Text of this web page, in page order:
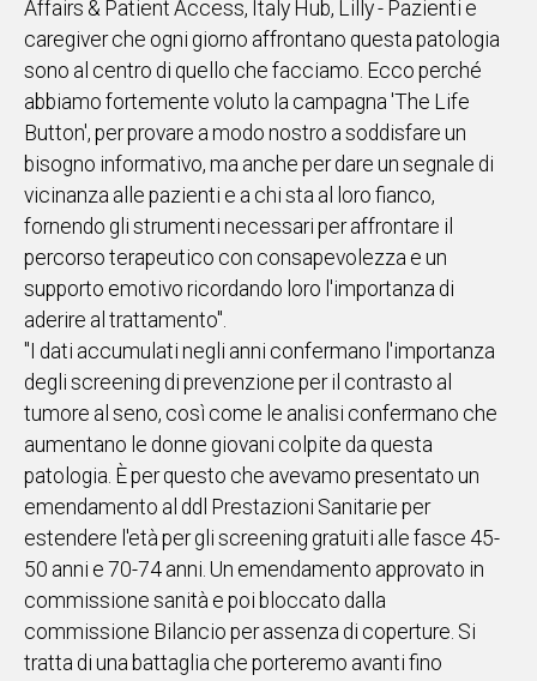
Affairs & Patient Access, Italy Hub, Lilly - Pazienti e
caregiver che ogni giorno affrontano questa patologia
sono al centro di quello che facciamo. Ecco perché
abbiamo fortemente voluto la campagna 'The Life
Button', per provare a modo nostro a soddisfare un
bisogno informativo, ma anche per dare un segnale di
vicinanza alle pazienti e a chi sta al loro fianco,
fornendo gli strumenti necessari per affrontare il
percorso terapeutico con consapevolezza e un
supporto emotivo ricordando loro l'importanza di
aderire al trattamento".
"I dati accumulati negli anni confermano l'importanza
degli screening di prevenzione per il contrasto al
tumore al seno, così come le analisi confermano che
aumentano le donne giovani colpite da questa
patologia. È per questo che avevamo presentato un
emendamento al ddl Prestazioni Sanitarie per
estendere l'età per gli screening gratuiti alle fasce 45-
50 anni e 70-74 anni. Un emendamento approvato in
commissione sanità e poi bloccato dalla
commissione Bilancio per assenza di coperture. Si
tratta di una battaglia che porteremo avanti fino